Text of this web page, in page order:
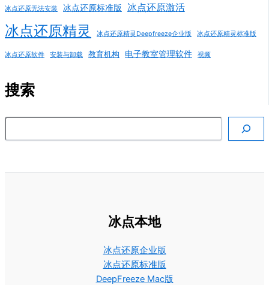
冰点还原无法安装 冰点还原标准版 冰点还原激活
冰点还原精灵 冰点还原精灵Deepfreeze企业版 冰点还原精灵标准版
冰点还原软件 安装与卸载 教育机构 电子教室管理软件 视频
搜索
搜索
冰点本地
冰点还原企业版
冰点还原标准版
DeepFreeze Mac版